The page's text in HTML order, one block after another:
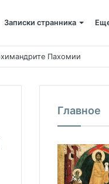
Записки странника
Главное